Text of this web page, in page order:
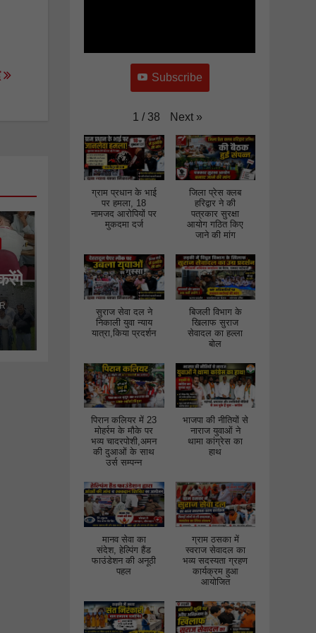
Subscribe
1 / 38 Next »
ग्राम प्रधान के भाई
पर हमला, 18
नामजद आरोपियों पर
मुकदमा दर्ज
जिला प्रेस क्लब
हरिद्वार ने की
पत्रकार सुरक्षा
आयोग गठित किए
जाने की मांग
सुराज सेवा दल ने
निकाली युवा न्याय
यात्रा,किया प्रदर्शन
बिजली विभाग के
खिलाफ सुराज
सेवादल का हल्ला
बोल
पिरान कलियर में 23
मोहर्रम के मौके पर
भव्य चादरपोशी,अमन
की दुआओं के साथ
उर्स सम्पन्न
भाजपा की नीतियों से
नाराज युवाओं ने
थामा कांग्रेस का
हाथ
मानव सेवा का
संदेश, हेल्पिंग हैंड
फाउंडेशन की अनूठी
पहल
ग्राम ठसका में
स्वराज सेवादल का
भव्य सदस्यता ग्रहण
कार्यक्रम हुआ
आयोजित